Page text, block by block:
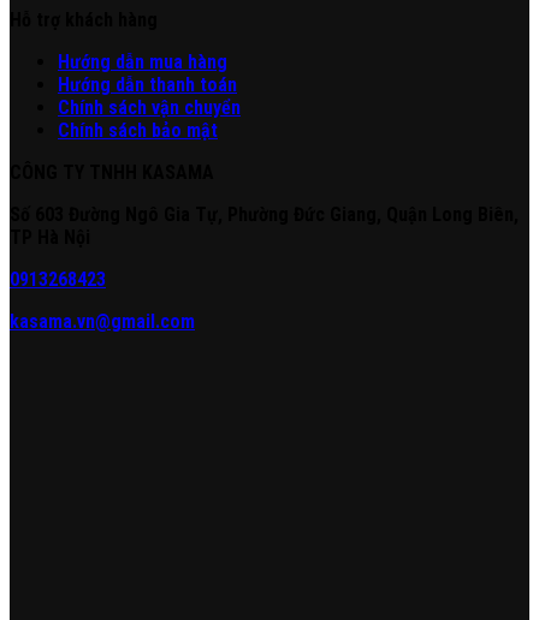
Hướng dẫn mua hàng
Hướng dẫn thanh toán
Chính sách vận chuyển
Chính sách bảo mật
0913268423
kasama.vn@gmail.com